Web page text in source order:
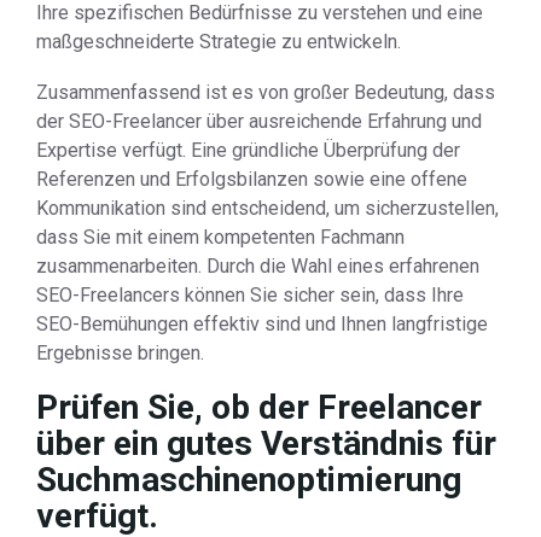
Ihre spezifischen Bedürfnisse zu verstehen und eine
maßgeschneiderte Strategie zu entwickeln.
Zusammenfassend ist es von großer Bedeutung, dass
der SEO-Freelancer über ausreichende Erfahrung und
Expertise verfügt. Eine gründliche Überprüfung der
Referenzen und Erfolgsbilanzen sowie eine offene
Kommunikation sind entscheidend, um sicherzustellen,
dass Sie mit einem kompetenten Fachmann
zusammenarbeiten. Durch die Wahl eines erfahrenen
SEO-Freelancers können Sie sicher sein, dass Ihre
SEO-Bemühungen effektiv sind und Ihnen langfristige
Ergebnisse bringen.
Prüfen Sie, ob der Freelancer
über ein gutes Verständnis für
Suchmaschinenoptimierung
verfügt.